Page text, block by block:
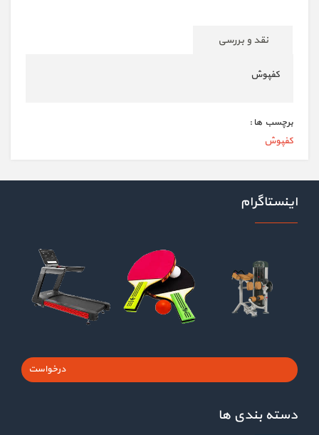
نقد و بررسی
کفپوش
برچسب ها :
کفپوش
اینستاگرام
درخواست
دسته بندی ها